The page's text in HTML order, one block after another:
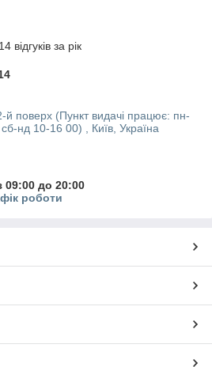
відгуків за рік
й поверх (Пункт видачі працює: пн-
нд 10-16 00) , Київ, Україна
09:00 до 20:00
роботи